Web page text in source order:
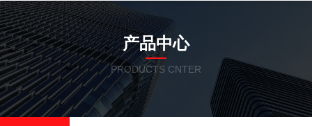
产品中心
PRODUCTS CNTER